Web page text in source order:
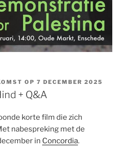
OP 7 DECEMBER 2025
+ Q&A
korte film die zich
nabespreking met de
in Concordia.